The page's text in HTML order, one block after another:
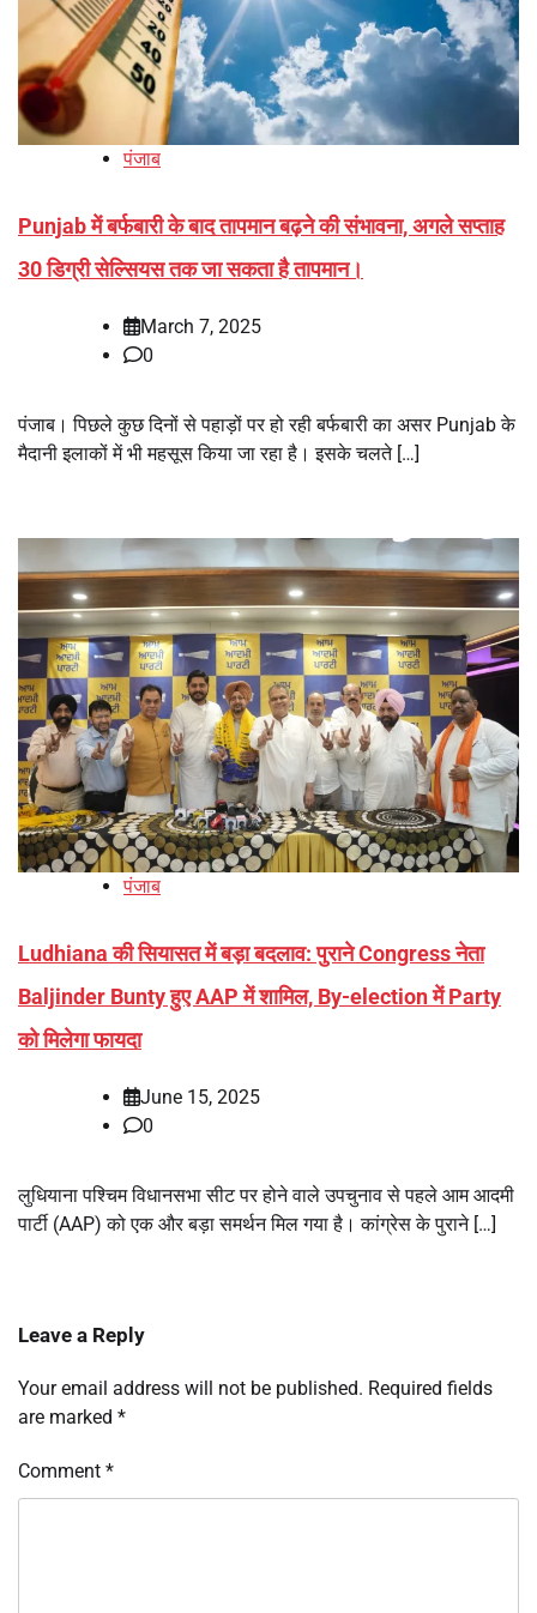
पंजाब
Punjab में बर्फबारी के बाद तापमान बढ़ने की संभावना, अगले सप्ताह
30 डिग्री सेल्सियस तक जा सकता है तापमान।
March 7, 2025
0
पंजाब। पिछले कुछ दिनों से पहाड़ों पर हो रही बर्फबारी का असर Punjab के
मैदानी इलाकों में भी महसूस किया जा रहा है। इसके चलते […]
पंजाब
Ludhiana की सियासत में बड़ा बदलाव: पुराने Congress नेता
Baljinder Bunty हुए AAP में शामिल, By-election में Party
को मिलेगा फायदा
June 15, 2025
0
लुधियाना पश्चिम विधानसभा सीट पर होने वाले उपचुनाव से पहले आम आदमी
पार्टी (AAP) को एक और बड़ा समर्थन मिल गया है। कांग्रेस के पुराने […]
Leave a Reply
Your email address will not be published. Required fields
are marked *
Comment *